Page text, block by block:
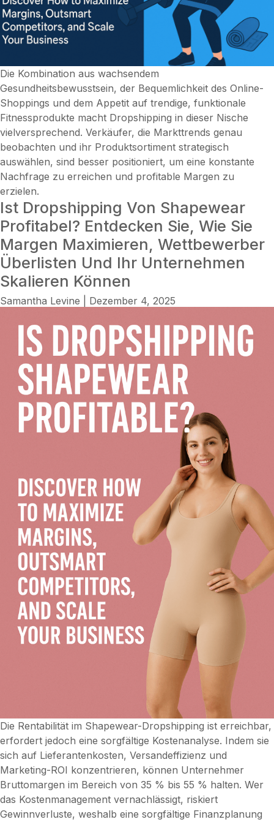
Die Kombination aus wachsendem
Gesundheitsbewusstsein, der Bequemlichkeit des Online-
Shoppings und dem Appetit auf trendige, funktionale
Fitnessprodukte macht Dropshipping in dieser Nische
vielversprechend. Verkäufer, die Markttrends genau
beobachten und ihr Produktsortiment strategisch
auswählen, sind besser positioniert, um eine konstante
Nachfrage zu erreichen und profitable Margen zu
erzielen.
Ist Dropshipping Von Shapewear
Profitabel? Entdecken Sie, Wie Sie
Margen Maximieren, Wettbewerber
Überlisten Und Ihr Unternehmen
Skalieren Können
Samantha Levine Dezember 4, 2025
Die Rentabilität im Shapewear-Dropshipping ist erreichbar,
erfordert jedoch eine sorgfältige Kostenanalyse. Indem sie
sich auf Lieferantenkosten, Versandeffizienz und
Marketing-ROI konzentrieren, können Unternehmer
Bruttomargen im Bereich von 35 % bis 55 % halten. Wer
das Kostenmanagement vernachlässigt, riskiert
Gewinnverluste, weshalb eine sorgfältige Finanzplanung